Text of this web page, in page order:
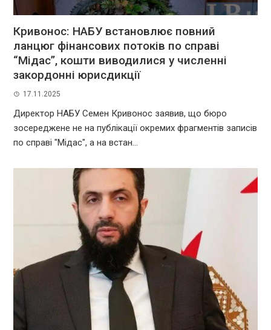
Кривонос: НАБУ встановлює повний
ланцюг фінансових потоків по справі
“Мідас”, кошти виводилися у численні
закордонні юрисдикції
17.11.2025
Директор НАБУ Семен Кривонос заявив, що бюро
зосереджене не на публікації окремих фрагментів записів
по справі "Мідас", а на встан...